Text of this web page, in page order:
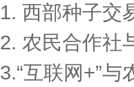
1. 西部种子交
2. 农民合作
3.“互联网+”